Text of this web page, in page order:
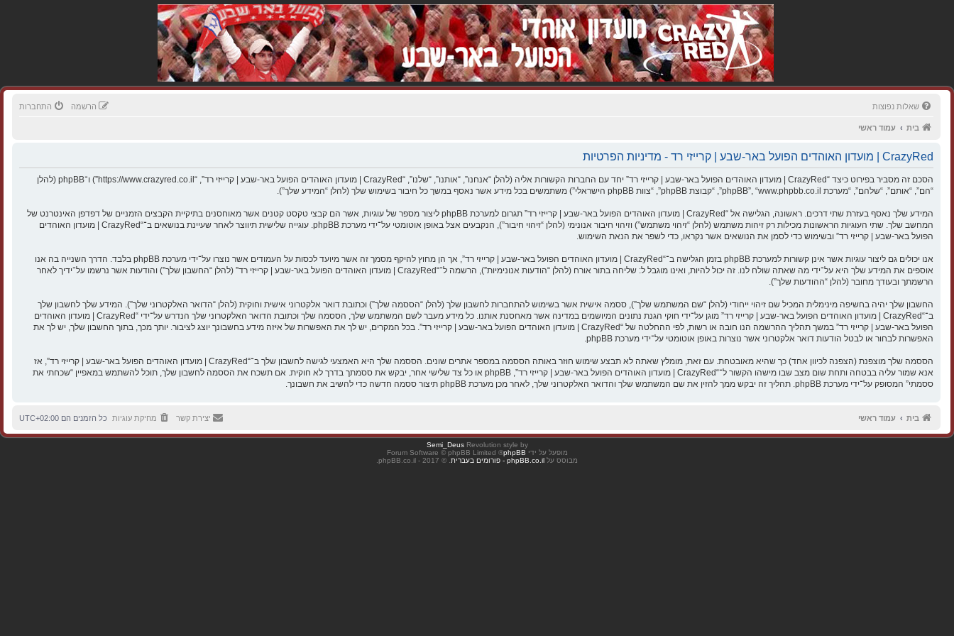
שאלות נפוצות התחברות הרשמה
בית עמוד ראשי
CrazyRed | מועדון האוהדים הפועל באר-שבע | קרייזי רד - מדיניות הפרטיות
הסכם זה מסביר בפירוט כיצד “CrazyRed | מועדון האוהדים הפועל באר-שבע | קרייזי רד” יחד עם החברות הקשורות אליה (להלן “אנחנו”, “אותנו”, “שלנו”, “CrazyRed | מועדון האוהדים הפועל באר-שבע | קרייזי רד”, “https://www.crazyred.co.il”) ו־phpBB (להלן
“הם”, “אותם”, “שלהם”, “מערכת phpBB”, “www.phpbb.co.il”, “קבוצת phpBB”, “צוות phpBB הישראלי”) משתמשים בכל מידע אשר נאסף במשך כל חיבור בשימוש שלך (להלן “המידע שלך”).
המידע שלך נאסף בעזרת שתי דרכים. ראשונה, הגלישה אל “CrazyRed | מועדון האוהדים הפועל באר-שבע | קרייזי רד” תגרום למערכת phpBB ליצור מספר של עוגיות, אשר הם קבצי טקסט קטנים אשר מאוחסנים בתיקיית הקבצים הזמניים של דפדפן האינטרנט של
המחשב שלך. שתי העוגיות הראשונות מכילות רק זיהות משתמש (להלן “זיהוי משתמש”) וזיהוי חיבור אנונימי (להלן “זיהוי חיבור”), הנקבעים אצל באופן אוטומטי על־ידי מערכת phpBB. עוגייה שלישית תיווצר לאחר שעיינת בנושאים ב־“CrazyRed | מועדון האוהדים
הפועל באר-שבע | קרייזי רד” ובשימוש כדי לסמן את הנושאים אשר נקראו, כדי לשפר את הנאת השימוש.
אנו יכולים גם ליצור עוגיות אשר אינן קשורות למערכת phpBB בזמן הגלישה ב־“CrazyRed | מועדון האוהדים הפועל באר-שבע | קרייזי רד”, אך הן מחוץ להיקף מסמך זה אשר מיועד לכסות על העמודים אשר נוצרו על־ידי מערכת phpBB בלבד. הדרך השנייה בה אנו
אוספים את המידע שלך היא על־ידי מה שאתה שולח לנו. זה יכול להיות, ואינו מוגבל ל: שליחה בתור אורח (להלן “הודעות אנונימיות”), הרשמה ל־“CrazyRed | מועדון האוהדים הפועל באר-שבע | קרייזי רד” (להלן “החשבון שלך”) והודעות אשר נרשמו על־ידיך לאחר
הרשמתך ובעודך מחובר (להלן “ההודעות שלך”).
החשבון שלך יהיה בחשיפה מינימלית המכיל שם זיהוי ייחודי (להלן “שם המשתמש שלך”), ססמה אישית אשר בשימוש להתחברות לחשבון שלך (להלן “הססמה שלך”) וכתובת דואר אלקטרוני אישית וחוקית (להלן “הדואר האלקטרוני שלך”). המידע שלך לחשבון שלך
ב־“CrazyRed | מועדון האוהדים הפועל באר-שבע | קרייזי רד” מוגן על־ידי חוקי הגנת נתונים המיושמים במדינה אשר מאחסנת אותנו. כל מידע מעבר לשם המשתמש שלך, הססמה שלך וכתובת הדואר האלקטרוני שלך הנדרש על־ידי “CrazyRed | מועדון האוהדים
הפועל באר-שבע | קרייזי רד” במשך תהליך ההרשמה הנו חובה או רשות, לפי ההחלטה של “CrazyRed | מועדון האוהדים הפועל באר-שבע | קרייזי רד”. בכל המקרים, יש לך את האפשרות של איזה מידע בחשבונך יוצג לציבור. יותך מכך, בתוך החשבון שלך, יש לך את
האפשרות לבחור או לבטל הודעות דואר אלקטרוני אשר נוצרות באופן אוטומטי על־ידי מערכת phpBB.
הססמה שלך מוצפנת (הצפנה לכיוון אחד) כך שהיא מאובטחת. עם זאת, מומלץ שאתה לא תבצע שימוש חוזר באותה הססמה במספר אתרים שונים. הססמה שלך היא האמצעי לגישה לחשבון שלך ב־“CrazyRed | מועדון האוהדים הפועל באר-שבע | קרייזי רד”, אז
אנא שמור עליה בבטחה ותחת שום מצב שבו מישהו הקשור ל־“CrazyRed | מועדון האוהדים הפועל באר-שבע | קרייזי רד”, phpBB או כל צד שלישי אחר, יבקש את ססמתך בדרך לא חוקית. אם תשכח את הססמה לחשבון שלך, תוכל להשתמש במאפיין “שכחתי את
ססמתי” המסופק על־ידי מערכת phpBB. תהליך זה יבקש ממך להזין את שם המשתמש שלך והדואר האלקטרוני שלך, לאחר מכן מערכת phpBB תיצור ססמה חדשה כדי להשיב את חשבונך.
בית עמוד ראשי כל הזמנים הם UTC+02:00 מחיקת עוגיות יצירת קשר
Revolution style by
Semi_Deus
מופעל על ידי phpBB
® Forum Software © phpBB Limited
מבוסס על phpBB.co.il - פורומים בעברית . © 2017 - phpBB.co.il.